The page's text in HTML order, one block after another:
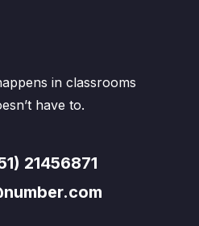
in classrooms
have to.
21456871